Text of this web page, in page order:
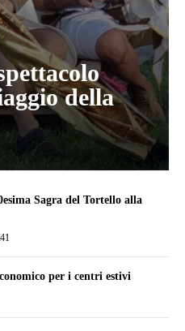
della
Sagra del Tortello alla
per i centri estivi